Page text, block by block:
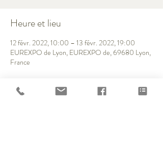
Heure et lieu
12 févr. 2022, 10:00 – 13 févr. 2022, 19:00
EUREXPO de Lyon, EUREXPO de, 69680 Lyon,
France